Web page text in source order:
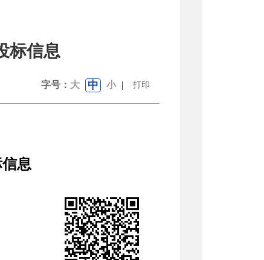
标信息
字号： 大 中 小 | 打印
息